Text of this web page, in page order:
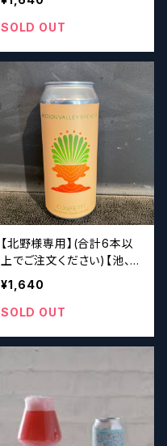
SOLD OUT
【北野様専用】(合計6本以
上でご注文ください)【池、
秋】ハドソンバレー Hud
¥1,640
SOLD OUT